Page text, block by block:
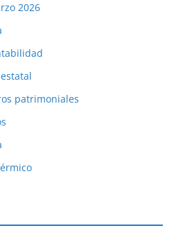
2026
patrimoniales